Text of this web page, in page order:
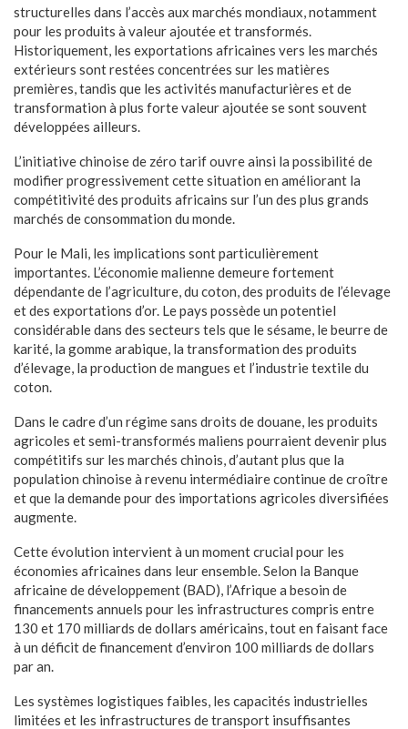
structurelles dans l’accès aux marchés mondiaux, notamment
pour les produits à valeur ajoutée et transformés.
Historiquement, les exportations africaines vers les marchés
extérieurs sont restées concentrées sur les matières
premières, tandis que les activités manufacturières et de
transformation à plus forte valeur ajoutée se sont souvent
développées ailleurs.
L’initiative chinoise de zéro tarif ouvre ainsi la possibilité de
modifier progressivement cette situation en améliorant la
compétitivité des produits africains sur l’un des plus grands
marchés de consommation du monde.
Pour le Mali, les implications sont particulièrement
importantes. L’économie malienne demeure fortement
dépendante de l’agriculture, du coton, des produits de l’élevage
et des exportations d’or. Le pays possède un potentiel
considérable dans des secteurs tels que le sésame, le beurre de
karité, la gomme arabique, la transformation des produits
d’élevage, la production de mangues et l’industrie textile du
coton.
Dans le cadre d’un régime sans droits de douane, les produits
agricoles et semi-transformés maliens pourraient devenir plus
compétitifs sur les marchés chinois, d’autant plus que la
population chinoise à revenu intermédiaire continue de croître
et que la demande pour des importations agricoles diversifiées
augmente.
Cette évolution intervient à un moment crucial pour les
économies africaines dans leur ensemble. Selon la Banque
africaine de développement (BAD), l’Afrique a besoin de
financements annuels pour les infrastructures compris entre
130 et 170 milliards de dollars américains, tout en faisant face
à un déficit de financement d’environ 100 milliards de dollars
par an.
Les systèmes logistiques faibles, les capacités industrielles
limitées et les infrastructures de transport insuffisantes